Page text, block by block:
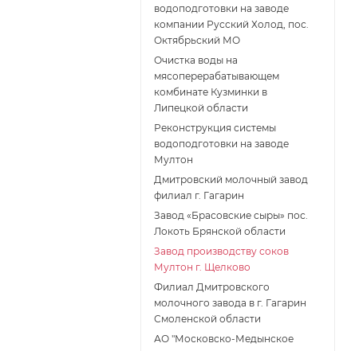
водоподготовки на заводе
компании Русский Холод, пос.
Октябрьский МО
Очистка воды на
мясоперерабатывающем
комбинате Кузминки в
Липецкой области
Реконструкция системы
водоподготовки на заводе
Мултон
Дмитровский молочный завод
филиал г. Гагарин
Завод «Брасовские сыры» пос.
Локоть Брянской области
Завод производству соков
Мултон г. Щелково
Филиал Дмитровского
молочного завода в г. Гагарин
Смоленской области
АО "Московско-Медынское